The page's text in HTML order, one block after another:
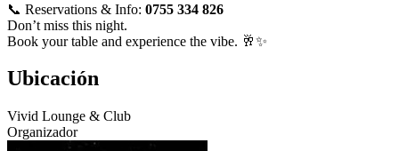
📞 Reservations & Info: 0755 334 826
Don’t miss this night.
Book your table and experience the vibe. 🥂✨
Ubicación
Vivid Lounge & Club
Organizador